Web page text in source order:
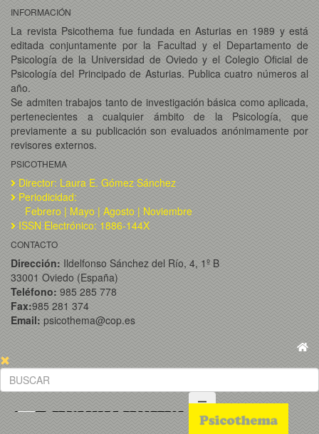
INFORMACIÓN
La revista Psicothema fue fundada en Asturias en 1989 y está
editada conjuntamente por la Facultad y el Departamento de
Psicología de la Universidad de Oviedo y el Colegio Oficial de
Psicología del Principado de Asturias. Publica cuatro números al
año.
Se admiten trabajos tanto de investigación básica como aplicada,
pertenecientes a cualquier ámbito de la Psicología, que
previamente a su publicación son evaluados anónimamente por
revisores externos.
PSICOTHEMA
Director: Laura E. Gómez Sánchez
Periodicidad:
Febrero | Mayo | Agosto | Noviembre
ISSN Electrónico: 1886-144X
CONTACTO
Dirección: Ildelfonso Sánchez del Río, 4, 1º B
33001 Oviedo (España)
Teléfono: 985 285 778
Fax:985 281 374
Email: psicothema@cop.es